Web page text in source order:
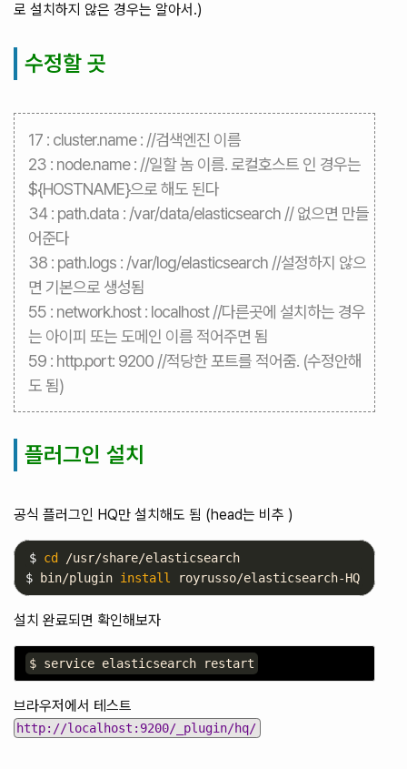
로 설치하지 않은 경우는 알아서.)
수정할 곳
17 : cluster.name : //검색엔진 이름
23 : node.name : //일할 놈 이름. 로컬호스트 인 경우는
${HOSTNAME}으로 해도 된다
34 : path.data : /var/data/elasticsearch // 없으면 만들
어준다
38 : path.logs : /var/log/elasticsearch //설정하지 않으
면 기본으로 생성됨
55 : network.host : localhost //다른곳에 설치하는 경우
는 아이피 또는 도메인 이름 적어주면 됨
59 : http.port: 9200 //적당한 포트를 적어줌. (수정안해
도 됨)
플러그인 설치
공식 플러그인 HQ만 설치해도 됨 (head는 비추 )
$ cd
$ bin/plugin install
설치 완료되면 확인해보자
브라우저에서 테스트
http://localhost:9200/_plugin/hq/